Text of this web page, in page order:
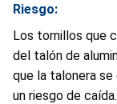
Riesgo:
Los tornillos que
del talón de
que la talonera
un riesgo de caída.